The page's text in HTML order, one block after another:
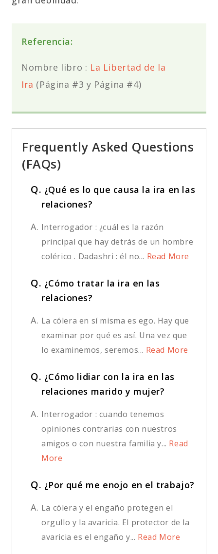
Referencia:
Nombre libro : La Libertad de la
Ira (Página #3 y Página #4)
Frequently Asked Questions
(FAQs)
Q. ¿Qué es lo que causa la ira en las
relaciones?
A. Interrogador : ¿cuál es la razón
principal que hay detrás de un hombre
colérico . Dadashri : él no... Read More
Q. ¿Cómo tratar la ira en las
relaciones?
A. La cólera en sí misma es ego. Hay que
examinar por qué es así. Una vez que
lo examinemos, seremos... Read More
Q. ¿Cómo lidiar con la ira en las
relaciones marido y mujer?
A. Interrogador : cuando tenemos
opiniones contrarias con nuestros
amigos o con nuestra familia y... Read
More
Q. ¿Por qué me enojo en el trabajo?
A. La cólera y el engaño protegen el
orgullo y la avaricia. El protector de la
avaricia es el engaño y... Read More